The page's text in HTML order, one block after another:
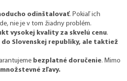
odinštalovať. Pokiaľ ich
nie je v tom žiadny problém.
vysokej kvality za skvelú cenu.
do Slovenskej republiky, ale taktiež
bezplatné doručenie. Mimo
množstevné zľavy.